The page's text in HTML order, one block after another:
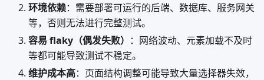
环境依赖：需要部署可运行的后端、数据库、服务网关
等，否则无法进行完整测试。
容易 flaky（偶发失败） ：网络波动、元素加载不及时
等都可能导致测试不稳定。
维护成本高：页面结构调整可能导致大量选择器失效，